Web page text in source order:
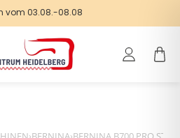
vom 03.08.-08.08
Einloggen